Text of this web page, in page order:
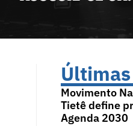
Últimas
Movimento
Tietê define
Agenda 2030